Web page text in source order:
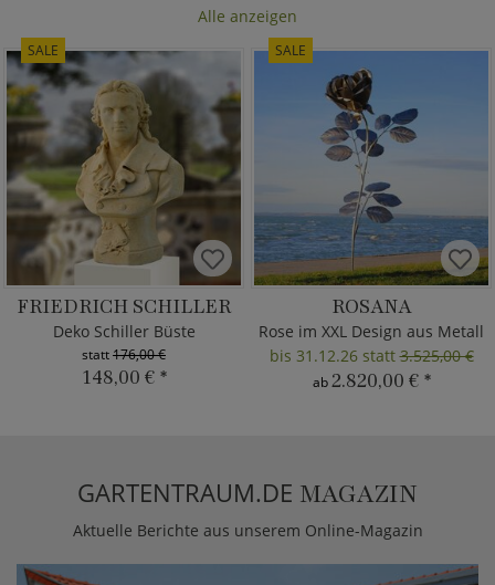
Alle anzeigen
SALE
FRIEDRICH SCHILLER
Deko Schiller Büste
statt176,00 €
148,00 € *
SALE
ROSANA
Rose im XXL Design aus Metall
bis 31.12.26 statt3.525,00 €
ab2.820,00 € *
GARTENTRAUM.DE MAGAZIN
Aktuelle Berichte aus unserem Online-Magazin